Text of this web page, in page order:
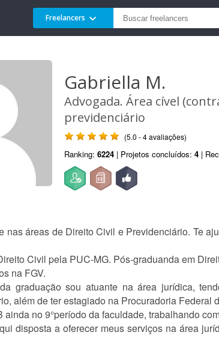
Freelancers
Gabriella M.
Advogada. Área cível
previdenciário
(5.0 - 4 avaliações)
Ranking: 6224 | Projetos concluídos: 4 |
nas áreas de Direito Civil e Previdenciário. Te
Civil pela PUC-MG. Pós-graduanda em
na FGV.
graduação sou atuante na área jurídica,
além de ter estagiado na Procuradoria Federal
ainda no 9°período da faculdade, trabalhando
disposta a oferecer meus serviços na área